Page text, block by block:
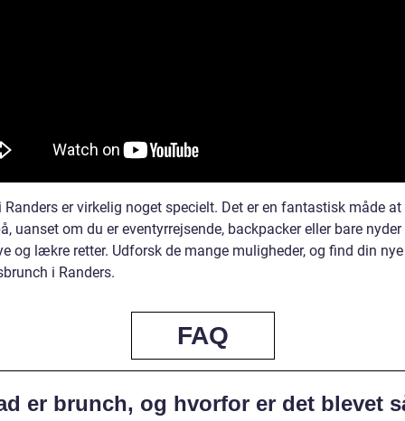
Randers er virkelig noget specielt. Det er en fantastisk måde
uanset om du er eventyrrejsende, backpacker eller bare nyder
og lækre retter. Udforsk de mange muligheder, og find din nye
i Randers.
FAQ
er brunch, og hvorfor er det blevet